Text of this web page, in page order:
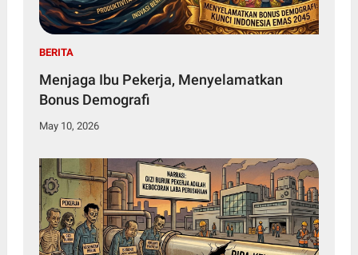
BERITA
Menjaga Ibu Pekerja, Menyelamatkan
Bonus Demografi
May 10, 2026